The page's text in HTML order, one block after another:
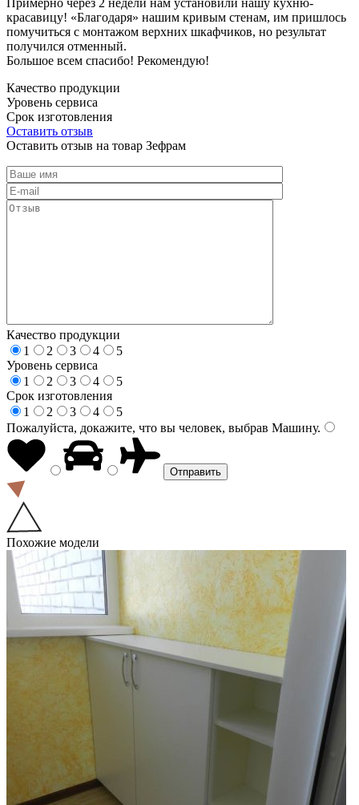
красавицу! «Благодаря» нашим кривым стенам, им пришлось
помучиться с монтажом верхних шкафчиков, но результат
получился отменный.
Большое всем спасибо! Рекомендую!
Качество продукции
Уровень сервиса
Срок изготовления
Оставить отзыв
Оставить отзыв на товар Зефрам
Качество продукции
1
2 3 4
5
Уровень сервиса
1
2 3 4
5
Срок изготовления
1
2 3 4
5
Пожалуйста, докажите, что вы человек, выбрав Машину.
Похожие модели